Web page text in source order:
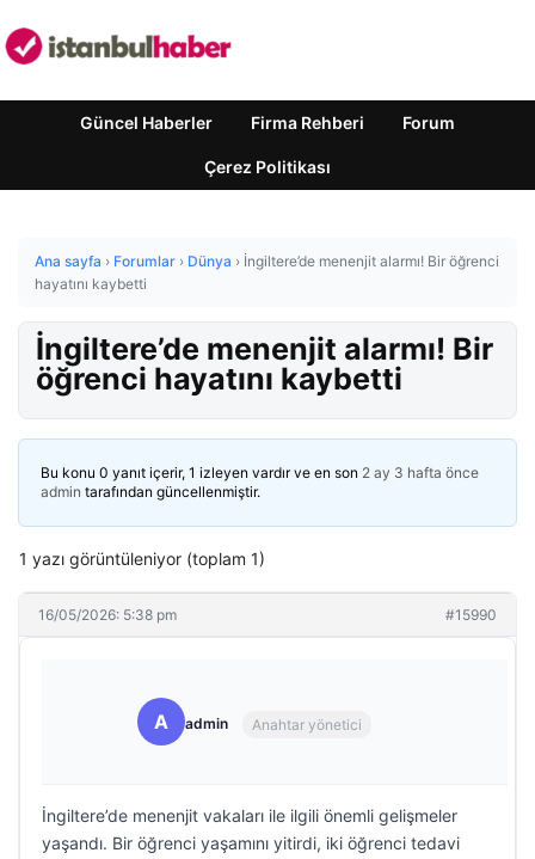
Güncel Haberler Firma Rehberi Forum
Çerez Politikası
Ana sayfa › Forumlar › Dünya › İngiltere’de menenjit alarmı! Bir öğrenci
hayatını kaybetti
İngiltere’de menenjit alarmı! Bir
öğrenci hayatını kaybetti
Bu konu 0 yanıt içerir, 1 izleyen vardır ve en son 2 ay 3 hafta önce
admin tarafından güncellenmiştir.
1 yazı görüntüleniyor (toplam 1)
16/05/2026: 5:38 pm #15990
A admin Anahtar yönetici
İngiltere’de menenjit vakaları ile ilgili önemli gelişmeler
yaşandı. Bir öğrenci yaşamını yitirdi, iki öğrenci tedavi